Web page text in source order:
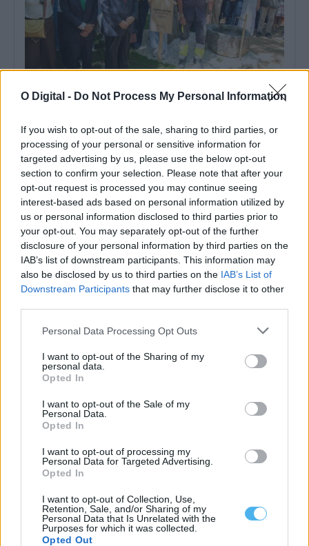
O Digital - Do Not Process My Personal Information
If you wish to opt-out of the sale, sharing to third parties, or
processing of your personal or sensitive information for
targeted advertising by us, please use the below opt-out
section to confirm your selection. Please note that after your
opt-out request is processed you may continue seeing
interest-based ads based on personal information utilized by
us or personal information disclosed to third parties prior to
your opt-out. You may separately opt-out of the further
disclosure of your personal information by third parties on the
IAB’s list of downstream participants. This information may
also be disclosed by us to third parties on the IAB’s List of
Downstream Participants that may further disclose it to other
Personal Data Processing Opt Outs
I want to opt-out of the Sharing of my
personal data.
Opted In
I want to opt-out of the Sale of my
Personal Data.
Opted In
I want to opt-out of processing my
Personal Data for Targeted Advertising.
Opted In
I want to opt-out of Collection, Use,
Retention, Sale, and/or Sharing of my
Personal Data that Is Unrelated with the
Purposes for which it was collected.
Opted Out
Évora assinalou, esta quinta-feira, 6 de agosto, os 81 anos do
bombardeamento atómico de...
9 Agosto, 2026 - 10:00
Reguengos de Monsaraz: Daniela Mercury atua na ExpoReg
2026 e bilhetes já estão à venda
Os bilhetes para o concerto de Daniela Mercury na ExpoReg 2026,
8 Agosto, 2026 - 17:00